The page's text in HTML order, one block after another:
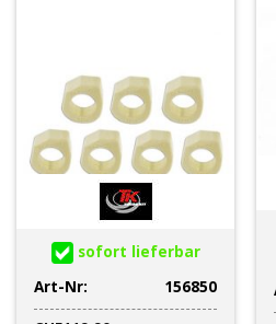
sofort lieferbar
Art-Nr:
156850